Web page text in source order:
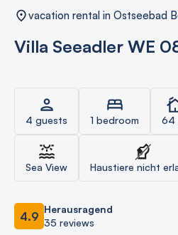
vacation rental in Ostseebad
Villa Seeadler WE
4 guests 1 bedroom 64
Sea View Haustiere nicht
4.9 Herausragend
35 reviews